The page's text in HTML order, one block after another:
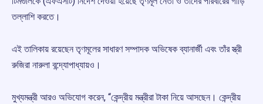
তল্লাশি করতে।
এই তালিকায় রয়েছেন তৃণমূলের সাধারণ সম্পাদক অভিষেক ব্যানার্জী এবং তাঁর স্ত্রী
রুজিরা নারুলা বন্দ্যোপাধ্যায়ও।
মুখ্যমন্ত্রী আরও অভিযোগ করেন, “কেন্দ্রীয় মন্ত্রীরা টাকা নিয়ে আসছেন। কেন্দ্রীয়